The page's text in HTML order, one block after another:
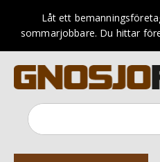
Låt ett
sommarjobbare. Du hittar